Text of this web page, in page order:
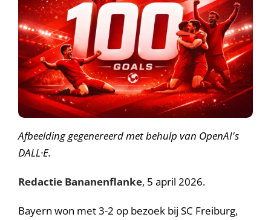
Afbeelding gegenereerd met behulp van OpenAI's
DALL·E.
Redactie Bananenflanke, 5 april 2026.
Bayern won met 3-2 op bezoek bij SC Freiburg,